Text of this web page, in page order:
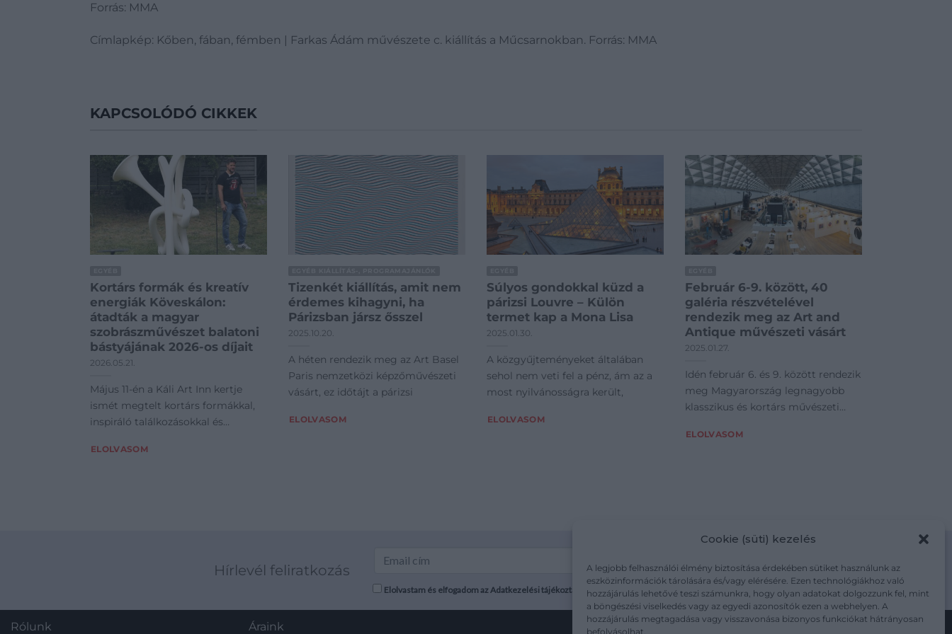
Cookie (süti) kezelés
A legjobb felhasználói élmény biztosítása érdekében sütiket használunk az
eszközinformációk tárolására és/vagy elérésére. Ezen technológiákhoz való
hozzájárulás lehetővé teszi számunkra, hogy olyan adatokat dolgozzunk fel, mint
a böngészési viselkedés vagy az egyedi azonosítók ezen a webhelyen. A
hozzájárulás megtagadása vagy visszavonása bizonyos funkciókat hátrányosan
befolyásolhat.
Forrás: MMA
Címlapkép: Kőben, fában, fémben | Farkas Ádám művészete c. kiállítás a Műcsarnokban. Forrás: MMA
KAPCSOLÓDÓ CIKKEK
Kortárs formák és kreatív
energiák Köveskálon:
átadták a magyar
szobrászművészet balatoni
bástyájának 2026-os díjait
2026.05.21.
Május 11-én a Káli Art Inn kertje
ismét megtelt kortárs formákkal,
inspiráló találkozásokkal és
ELOLVASOM
Tizenkét kiállítás, amit nem
érdemes kihagyni, ha
Párizsban jársz ősszel
2025.10.20.
A héten rendezik meg az Art Basel
Paris nemzetközi képzőművészeti
vásárt, ez időtájt a párizsi
ELOLVASOM
Súlyos gondokkal küzd a
párizsi Louvre – Külön
termet kap a Mona Lisa
2025.01.30.
A közgyűjteményeket általában
sehol nem veti fel a pénz, ám az a
most nyilvánosságra került,
ELOLVASOM
Február 6-9. között, 40
galéria részvételével
rendezik meg az Art and
Antique művészeti vásárt
2025.01.27.
Idén február 6. és 9. között rendezik
meg Magyarország legnagyobb
klasszikus és kortárs művészeti
ELOLVASOM
Hírlevél feliratkozás
Elolvastam és elfogadom az Adatkezelési tájékoztatót: mutargy.com/adatkezelesi-tajekoztato/
Rólunk Áraink